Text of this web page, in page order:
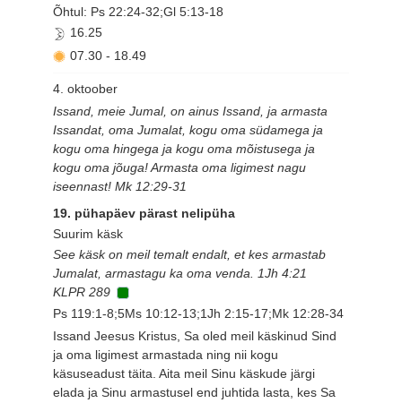
Õhtul: Ps 22:24-32;Gl 5:13-18
16.25
07.30 - 18.49
4. oktoober
Issand, meie Jumal, on ainus Issand, ja armasta
Issandat, oma Jumalat, kogu oma südamega ja
kogu oma hingega ja kogu oma mõistusega ja
kogu oma jõuga! Armasta oma ligimest nagu
iseennast! Mk 12:29-31
19. pühapäev pärast nelipüha
Suurim käsk
See käsk on meil temalt endalt, et kes armastab
Jumalat, armastagu ka oma venda. 1Jh 4:21
KLPR 289
Ps 119:1-8;5Ms 10:12-13;1Jh 2:15-17;Mk 12:28-34
Issand Jeesus Kristus, Sa oled meil käskinud Sind
ja oma ligimest armastada ning nii kogu
käsuseadust täita. Aita meil Sinu käskude järgi
elada ja Sinu armastusel end juhtida lasta, kes Sa